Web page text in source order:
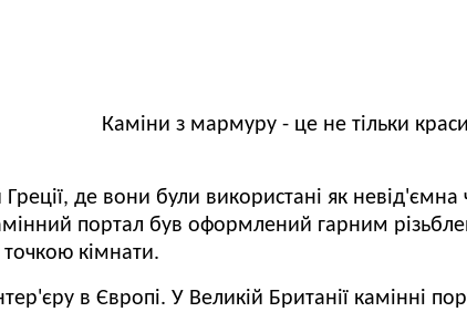
Каміни з мармуру - це не тільки
де вони були використані як невід'ємна
портал був оформлений гарним
кімнати.
в Європі. У Великій Британії камінні